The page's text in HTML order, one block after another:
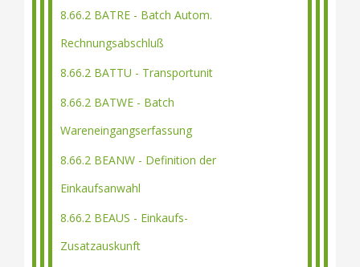
8.66.2 BATRE - Batch Autom.
Rechnungsabschluß
8.66.2 BATTU - Transportunit
8.66.2 BATWE - Batch
Wareneingangserfassung
8.66.2 BEANW - Definition der
Einkaufsanwahl
8.66.2 BEAUS - Einkaufs-
Zusatzauskunft